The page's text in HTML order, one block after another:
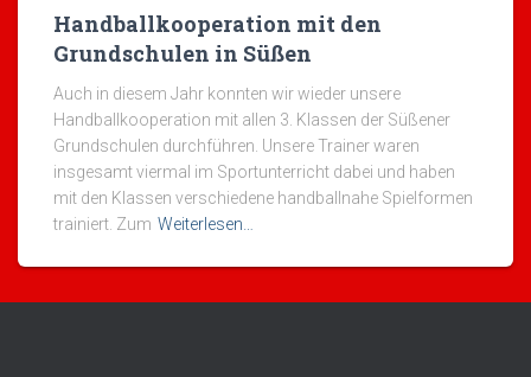
Handballkooperation mit den
Grundschulen in Süßen
Auch in diesem Jahr konnten wir wieder unsere
Handballkooperation mit allen 3. Klassen der Süßener
Grundschulen durchführen. Unsere Trainer waren
insgesamt viermal im Sportunterricht dabei und haben
mit den Klassen verschiedene handballnahe Spielformen
trainiert. Zum Weiterlesen…